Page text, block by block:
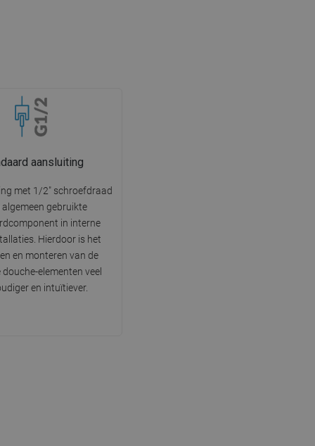
aansluiting
met 1/2" schroefdraad
algemeen gebruikte
in interne
Hierdoor is het
en monteren van de
elementen veel
en intuïtiever.